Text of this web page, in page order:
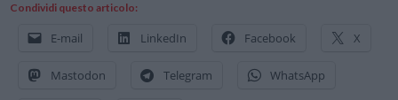
Condividi questo articolo:
E-mail LinkedIn Facebook X
Mastodon Telegram WhatsApp